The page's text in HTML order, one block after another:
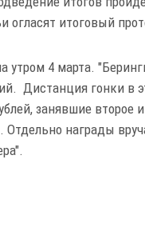
огласят итоговый
утром 4 марта.
Дистанция гонки в
занявшие
Отдельно награды